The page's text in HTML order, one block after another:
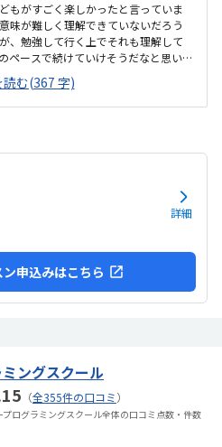
もがすごく楽しかったと言っていま
味が難しく理解できていないだろう
、勉強して行く上でそれも理解して
ペースで続けていけそうだなと思い
転車で行く場所なので子どもも覚え
ます。時間帯にもよると思います
方が静かに集中して学習されていて
の教室も見つつ検討しておりま
メールをいただき、子どものことを褒
と大変嬉しく思いました。
む(367 字)
詳細
申込みはこちら
ングスクール
（全355件の口コミ）
ログラミングスクール全体の口コミ点数・件数